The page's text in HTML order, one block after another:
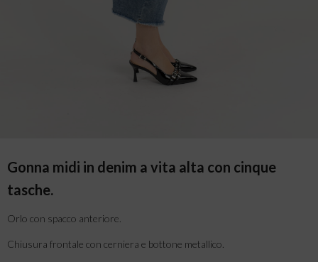
Gonna midi in denim a vita alta con cinque
tasche.
Orlo con spacco anteriore.
Chiusura frontale con cerniera e bottone metallico.